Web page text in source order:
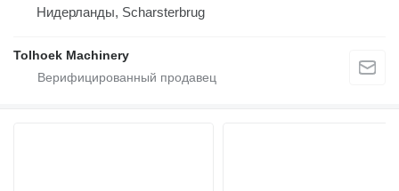
Нидерланды, Scharsterbrug
Tolhoek Machinery